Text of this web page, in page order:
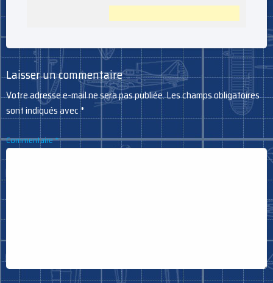
Laisser un commentaire
Votre adresse e-mail ne sera pas publiée.Les champs obligatoires
sont indiqués avec*
Commentaire*